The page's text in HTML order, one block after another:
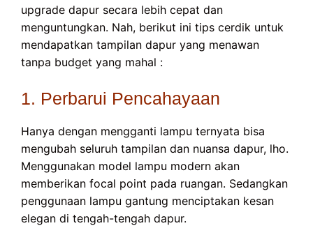
upgrade dapur secara lebih cepat dan
menguntungkan. Nah, berikut ini tips cerdik untuk
mendapatkan tampilan dapur yang menawan
tanpa budget yang mahal :
1. Perbarui Pencahayaan
Hanya dengan mengganti lampu ternyata bisa
mengubah seluruh tampilan dan nuansa dapur, lho.
Menggunakan model lampu modern akan
memberikan focal point pada ruangan. Sedangkan
penggunaan lampu gantung menciptakan kesan
elegan di tengah-tengah dapur.